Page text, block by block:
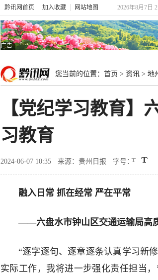
黔讯网首页 加入收藏 网站地图 2026年8月7日
广告
您当前的位置： 首页 > 资讯 > 地
【党纪学习教育】
习教育
2024-06-07 10:35 来源：贵州日报 字号：
融入日常 抓在经常 严在平常
——六盘水市钟山区交通运输局高
“逐字逐句、逐章逐条认真学习新
实际工作，我将进一步强化责任担当